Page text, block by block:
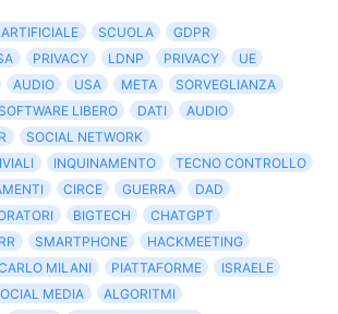
SCUOLA
GDPR
PRIVACY LDNP PRIVACY
UE
AUDIO USA META
SORVEGLIANZA
SOFTWARE LIBERO DATI
AUDIO
SOCIAL NETWORK
INQUINAMENTO
TECNO CONTROLLO
CIRCE GUERRA
DAD
BIGTECH
CHATGPT
SMARTPHONE
HACKMEETING
MILANI PIATTAFORME
ISRAELE
MEDIA
ALGORITMI